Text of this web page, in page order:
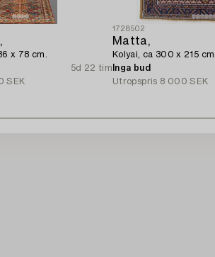
x 78 cm.
5d 22 tim
SEK
1728502
Matta,
Kolyai, ca 300 x 215 cm.
Inga bud
Utropspris 8 000 SEK